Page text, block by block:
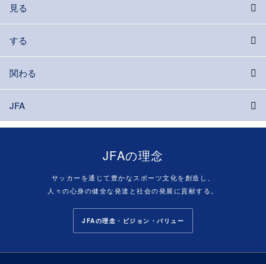
見る
する
関わる
JFA
JFAの理念
サッカーを通じて豊かなスポーツ文化を創造し、
人々の心身の健全な発達と社会の発展に貢献する。
JFAの理念・ビジョン・バリュー